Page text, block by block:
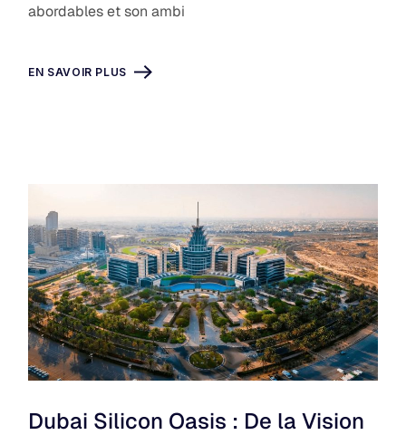
abordables et son ambi
EN SAVOIR PLUS
Dubai Silicon Oasis : De la Vision